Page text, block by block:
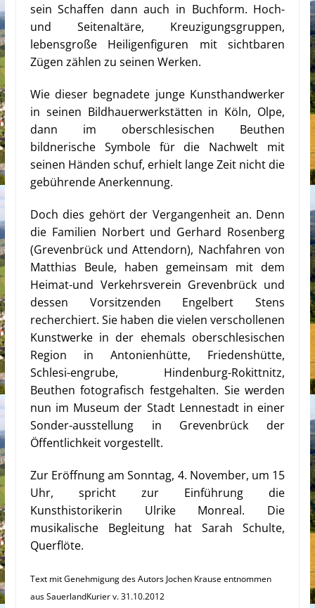
sein Schaffen dann auch in Buchform. Hoch-
und Seitenaltäre, Kreuzigungsgruppen,
lebensgroße Heiligenfiguren mit sichtbaren
Zügen zählen zu seinen Werken.
Wie dieser begnadete junge Kunsthandwerker
in seinen Bildhauerwerkstätten in Köln, Olpe,
dann im oberschlesischen Beuthen
bildnerische Symbole für die Nachwelt mit
seinen Händen schuf, erhielt lange Zeit nicht die
gebührende Anerkennung.
Doch dies gehört der Vergangenheit an. Denn
die Familien Norbert und Gerhard Rosenberg
(Grevenbrück und Attendorn), Nachfahren von
Matthias Beule, haben gemeinsam mit dem
Heimat-und Verkehrsverein Grevenbrück und
dessen Vorsitzenden Engelbert Stens
recherchiert. Sie haben die vielen verschollenen
Kunstwerke in der ehemals oberschlesischen
Region in Antonienhütte, Friedenshütte,
Schlesi-engrube, Hindenburg-Rokittnitz,
Beuthen fotografisch festgehalten. Sie werden
nun im Museum der Stadt Lennestadt in einer
Sonder-ausstellung in Grevenbrück der
Öffentlichkeit vorgestellt.
Zur Eröffnung am Sonntag, 4. November, um 15
Uhr, spricht zur Einführung die
Kunsthistorikerin Ulrike Monreal. Die
musikalische Begleitung hat Sarah Schulte,
Querflöte.
Text mit Genehmigung des Autors Jochen Krause entnommen
aus SauerlandKurier v. 31.10.2012